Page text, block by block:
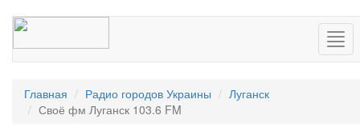
Главная Радио городов Украины
Луганск
Своё фм Луганск 103.6 FM